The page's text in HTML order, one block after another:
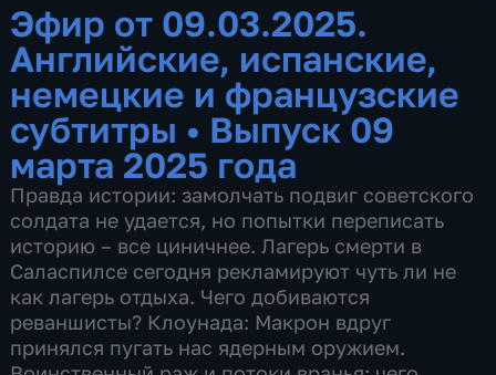
Эфир от 09.03.2025.
Английские, испанские,
немецкие и французские
субтитры • Выпуск 09
марта 2025 года
Правда истории: замолчать подвиг советского
солдата не удается, но попытки переписать
историю – все циничнее. Лагерь смерти в
Саласпилсе сегодня рекламируют чуть ли не
как лагерь отдыха. Чего добиваются
реваншисты? Клоунада: Макрон вдруг
принялся пугать нас ядерным оружием.